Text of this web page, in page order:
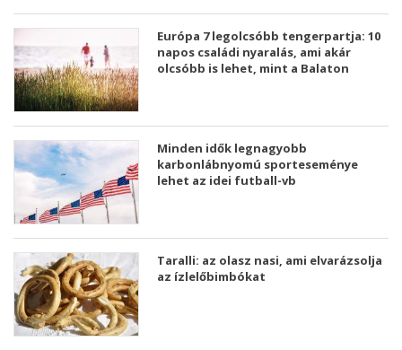
Európa 7 legolcsóbb tengerpartja: 10
napos családi nyaralás, ami akár
olcsóbb is lehet, mint a Balaton
Minden idők legnagyobb
karbonlábnyomú sporteseménye
lehet az idei futball-vb
Taralli: az olasz nasi, ami elvarázsolja
az ízlelőbimbókat